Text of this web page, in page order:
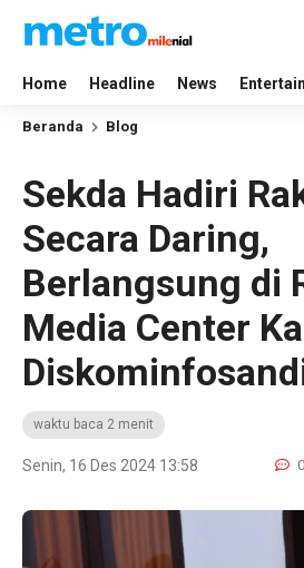
Home Headline News
Beranda Blog
Sekda Hadiri
Secara Daring,
Berlangsung di
Media Center
waktu baca 2 menit
Senin, 16 Des 2024 13:58 0